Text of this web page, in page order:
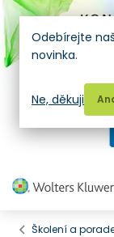
Školení a
Odebírejte
novinka.
Ne, děkuji